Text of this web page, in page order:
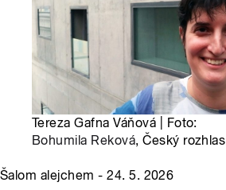
Tereza Gafna Váňová | Foto:
Bohumila Reková, Český rozhlas
Šalom alejchem - 24. 5. 2026